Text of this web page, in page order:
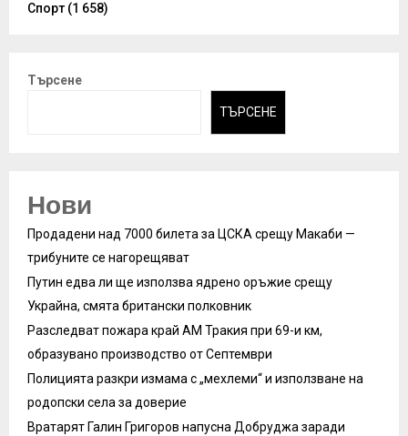
Спорт (1 658)
Търсене
ТЪРСЕНЕ
Нови
Продадени над 7000 билета за ЦСКА срещу Макаби —
трибуните се нагорещяват
Путин едва ли ще използва ядрено оръжие срещу
Украйна, смята британски полковник
Разследват пожара край АМ Тракия при 69-и км,
образувано производство от Септември
Полицията разкри измама с „мехлеми“ и използване на
родопски села за доверие
Вратарят Галин Григоров напусна Добруджа заради